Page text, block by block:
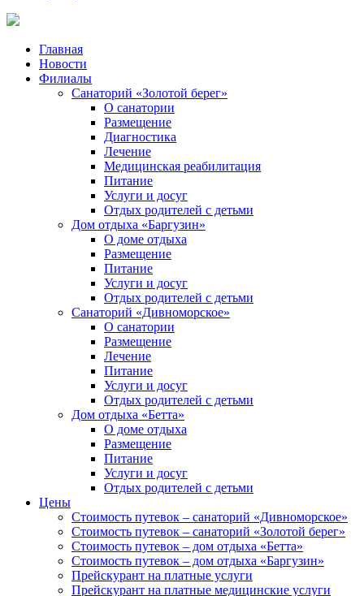
Главная
Новости
Филиалы
Санаторий «Золотой берег»
О санатории
Размещение
Диагностика
Лечение
Медицинская реабилитация
Питание
Услуги и досуг
Отдых родителей с детьми
Дом отдыха «Баргузин»
О доме отдыха
Размещение
Питание
Услуги и досуг
Отдых родителей с детьми
Санаторий «Дивноморское»
О санатории
Размещение
Лечение
Питание
Услуги и досуг
Отдых родителей с детьми
Дом отдыха «Бетта»
О доме отдыха
Размещение
Питание
Услуги и досуг
Отдых родителей с детьми
Цены
Стоимость путевок – санаторий «Дивноморское»
Стоимость путевок – санаторий «Золотой берег»
Стоимость путевок – дом отдыха «Бетта»
Стоимость путевок – дом отдыха «Баргузин»
Прейскурант на платные услуги
Прейскурант на платные медицинские услуги